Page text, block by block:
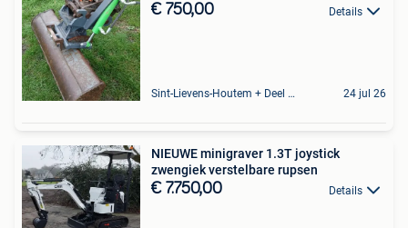
€ 750,00 Details
Sint-Lievens-Houtem + Deel Oombergen 24 jul 26
NIEUWE minigraver 1.3T joystick
zwengiek verstelbare rupsen
€ 7.750,00 Details